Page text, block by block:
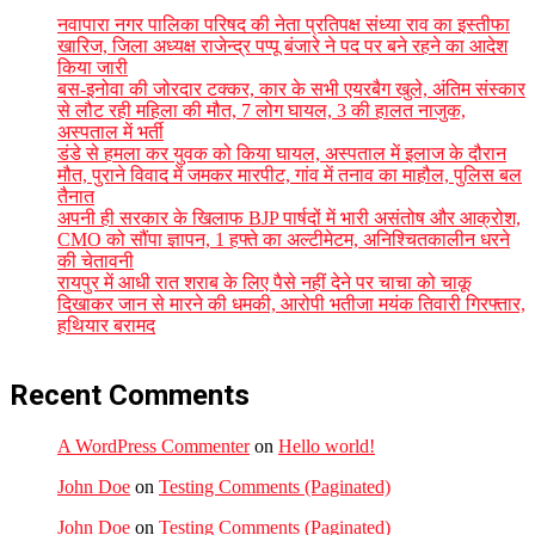
नवापारा नगर पालिका परिषद की नेता प्रतिपक्ष संध्या राव का इस्तीफा
खारिज, जिला अध्यक्ष राजेन्द्र पप्पू बंजारे ने पद पर बने रहने का आदेश
किया जारी
बस-इनोवा की जोरदार टक्कर, कार के सभी एयरबैग खुले, अंतिम संस्कार
से लौट रही महिला की मौत, 7 लोग घायल, 3 की हालत नाजुक,
अस्पताल में भर्ती
डंडे से हमला कर युवक को किया घायल, अस्पताल में इलाज के दौरान
मौत, पुराने विवाद में जमकर मारपीट, गांव में तनाव का माहौल, पुलिस बल
तैनात
अपनी ही सरकार के खिलाफ BJP पार्षदों में भारी असंतोष और आक्रोश,
CMO को सौंपा ज्ञापन, 1 हफ्ते का अल्टीमेटम, अनिश्चितकालीन धरने
की चेतावनी
रायपुर में आधी रात शराब के लिए पैसे नहीं देने पर चाचा को चाकू
दिखाकर जान से मारने की धमकी, आरोपी भतीजा मयंक तिवारी गिरफ्तार,
हथियार बरामद
Recent Comments
A WordPress Commenteron Hello world!
John Doe on Testing Comments (Paginated)
John Doe on Testing Comments (Paginated)